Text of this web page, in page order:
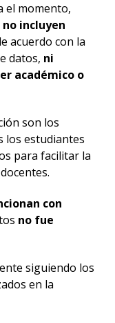
La
el momento,
no incluyen
acuerdo con la
datos, ni
académico o
son los
los estudiantes
para facilitar la
con
no fue
siguiendo los
en la